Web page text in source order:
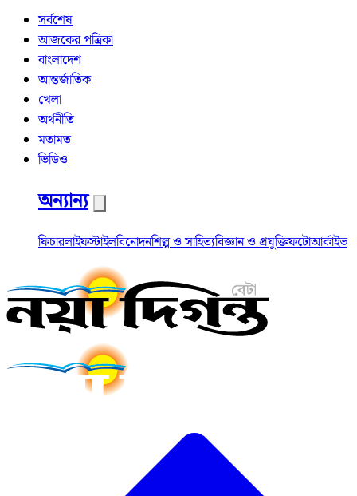
সর্বশেষ
আজকের পত্রিকা
বাংলাদেশ
আন্তর্জাতিক
খেলা
অর্থনীতি
মতামত
ভিডিও
অন্যান্য
ফিচারলাইফস্টাইলবিনোদনশিল্প ও সাহিত্যবিজ্ঞান ও প্রযুক্তিফটোআর্কাইভ